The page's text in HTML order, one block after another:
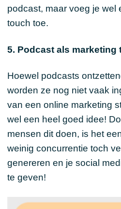
podcast, maar voeg je wel
touch toe.
5. Podcast als marketing
Hoewel podcasts
worden ze nog niet vaak
van een online marketing
wel een heel goed idee!
mensen dit doen, is het
weinig concurrentie toch
genereren en je social
te geven!